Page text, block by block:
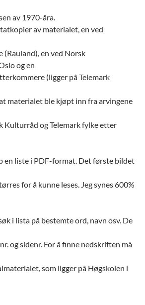
av 1970-åra.
av materialet, en ved
(Rauland), en ved Norsk
og en
(ligger på Telemark
materialet ble kjøpt inn fra arvingene
Kulturråd og Telemark fylke etter
en liste i PDF-format. Det første bildet
for å kunne leses. Jeg synes 600%
i lista på bestemte ord, navn osv. De
og sidenr. For å finne nedskriften må
som ligger på Høgskolen i